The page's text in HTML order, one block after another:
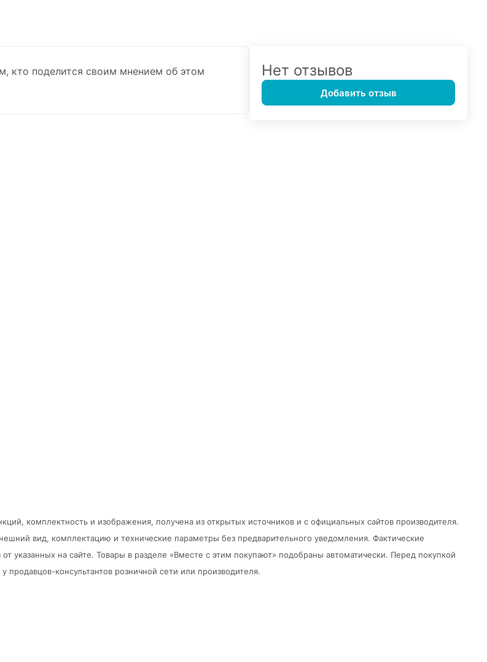
кто поделится своим мнением об этом
Нет отзывов
Добавить отзыв
комплектность и изображения, получена из открытых источников и с официальных сайтов производителя.
вид, комплектацию и технические параметры без предварительного уведомления. Фактические
указанных на сайте. Товары в разделе «Вместе с этим покупают» подобраны автоматически. Перед покупкой
консультантов розничной сети или производителя.